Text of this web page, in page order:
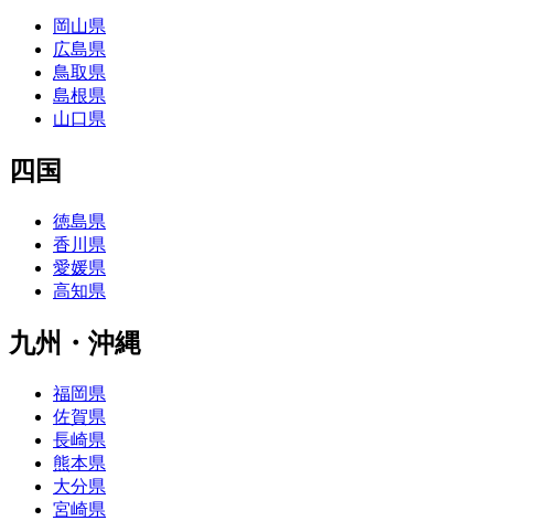
岡山県
広島県
鳥取県
島根県
山口県
四国
徳島県
香川県
愛媛県
高知県
九州・沖縄
福岡県
佐賀県
長崎県
熊本県
大分県
宮崎県